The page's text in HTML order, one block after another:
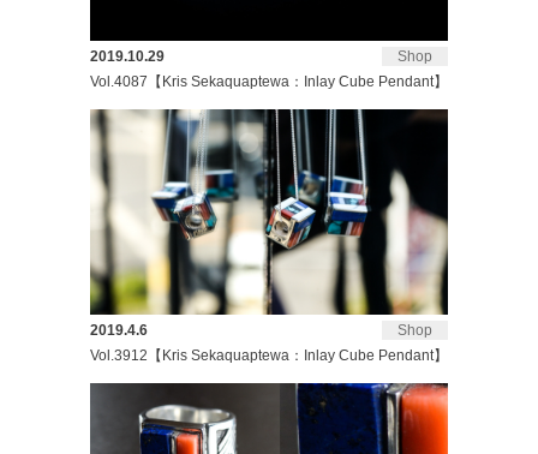
Shop
2019.10.29
Vol.4087【Kris Sekaquaptewa：Inlay Cube Pendant】
Shop
2019.4.6
Vol.3912【Kris Sekaquaptewa：Inlay Cube Pendant】